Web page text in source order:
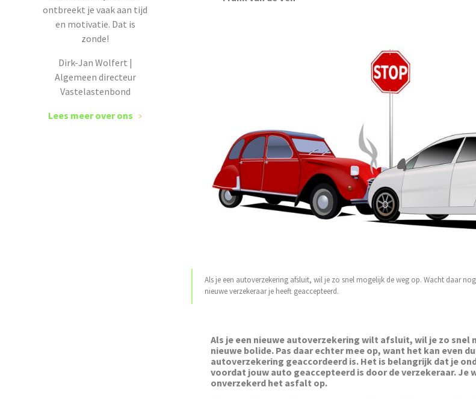
ontbreekt je vaak aan tijd
en motivatie. Dat is
zonde!
Dirk-Jan Wolfert |
Algemeen directeur
Vastelastenbond
Lees meer over ons
Als je een autoverzekering afsluit, wil je zo snel mogelijk de weg op. Wacht daar
nieuwe verzekeraar je heeft geaccepteerd.
Als je een nieuwe autoverzekering wilt afsluit, wil je zo snel
nieuwe bolide. Pas daar echter mee op, want het kan even
autoverzekering geaccordeerd is. Het is belangrijk dat je
voordat jouw auto geaccepteerd is door de verzekeraar. Je
onverzekerd het asfalt op.